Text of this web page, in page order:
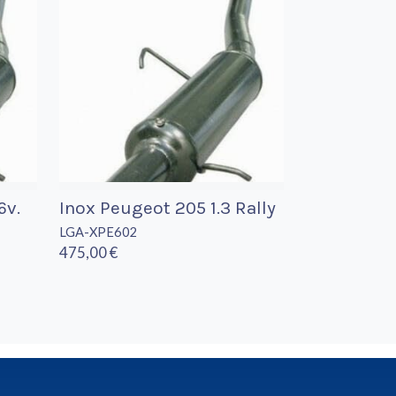
Inox Peugeot 205 1.3 Rally
LGA-XPE602
475,00 €